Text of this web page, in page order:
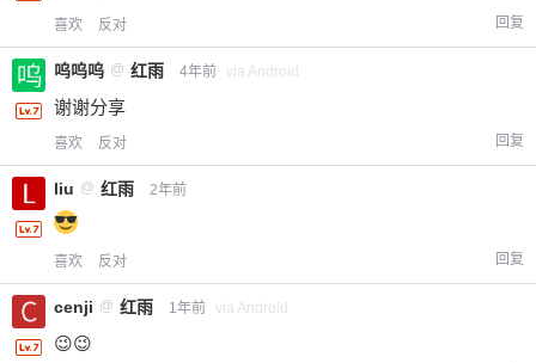
喜欢 反对 回复
呜呜呜 @ 红雨 4年前 via Android
谢谢分享
喜欢 反对 回复
liu @ 红雨 2年前
喜欢 反对 回复
cenji @ 红雨 1年前 via Android
😉😉